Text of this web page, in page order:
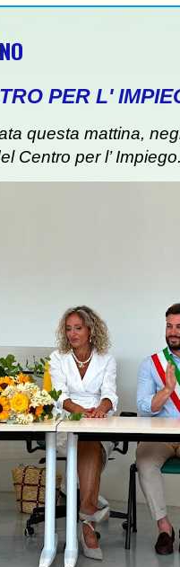
PER L'
questa mattina,
Centro per l’